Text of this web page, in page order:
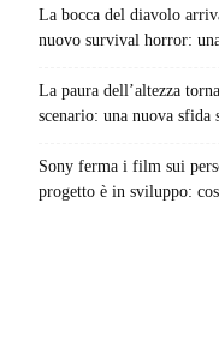
La bocca del diavolo
nuovo survival horror:
La paura dell’altezza
scenario: una nuova sfida
Sony ferma i film sui
progetto è in sviluppo: